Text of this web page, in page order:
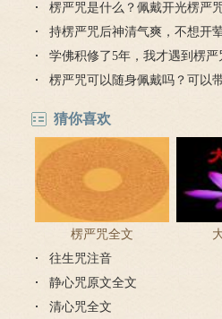
楞严咒是什么？佩戴开光楞严
用和禁忌？
持楞严咒后神清气爽，不想开
学佛积修了5年，我才遇到楞严
人珍惜楞严咒！
楞严咒可以随身佩戴吗？可以
猜你喜欢
楞严咒全文
往生咒注音
静心咒原文全文
清心咒全文